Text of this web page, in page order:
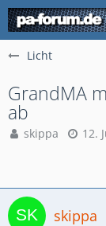
Licht
GrandMA
ab
skippa
12.
skippa